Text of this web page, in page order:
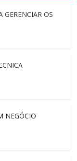
GERENCIAR OS
NEGÓCIO